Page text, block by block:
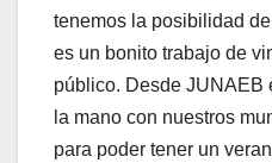
tenemos la posibilidad
es un bonito trabajo de
público. Desde JUNAEB
la mano con nuestros
para poder tener un